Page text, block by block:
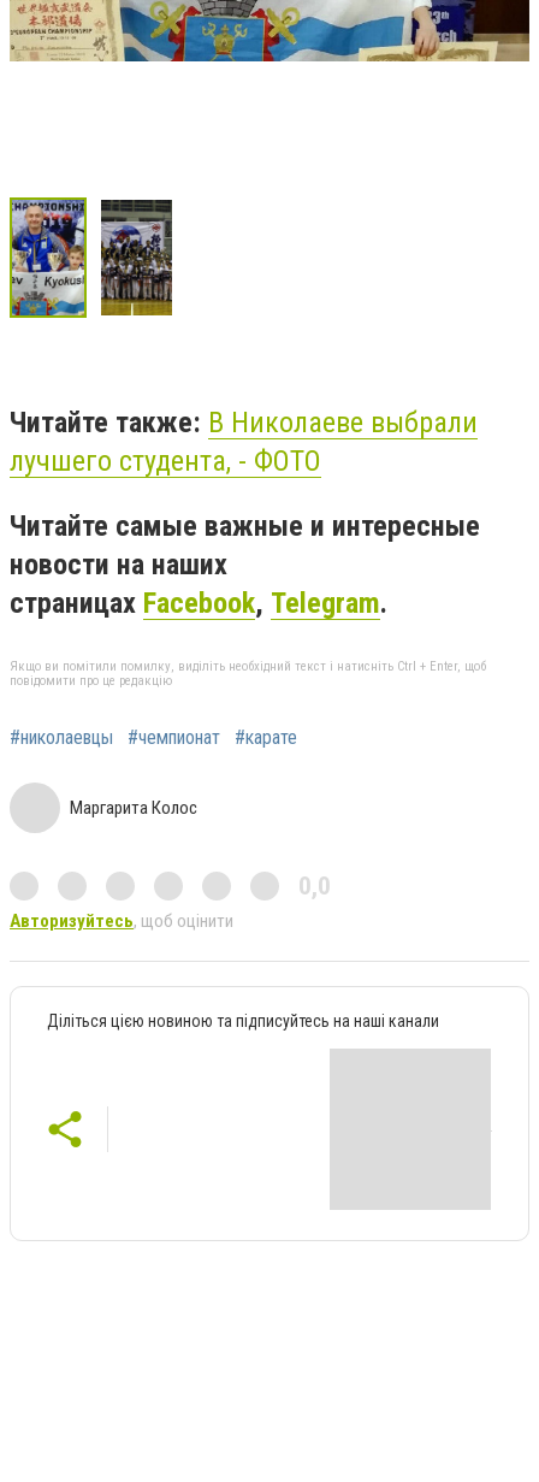
Читайте также: В Николаеве выбрали
лучшего студента, - ФОТО
Читайте самые важные и интересные
новости на наших
страницах Facebook, Telegram.
Якщо ви помітили помилку, виділіть необхідний текст і натисніть Ctrl + Enter, щоб
повідомити про це редакцію
#николаевцы #чемпионат #карате
Маргарита Колос
0,0
Авторизуйтесь, щоб оцінити
Діліться цією новиною та підписуйтесь на наші канали